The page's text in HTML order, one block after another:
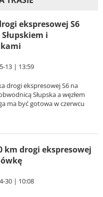
ekspresowej S6
i
13 | 13:59
drogi ekspresowej S6 na
Słupska a węzłem
ma być gotowa w czerwcu
km drogi ekspresowej
30 | 10:08